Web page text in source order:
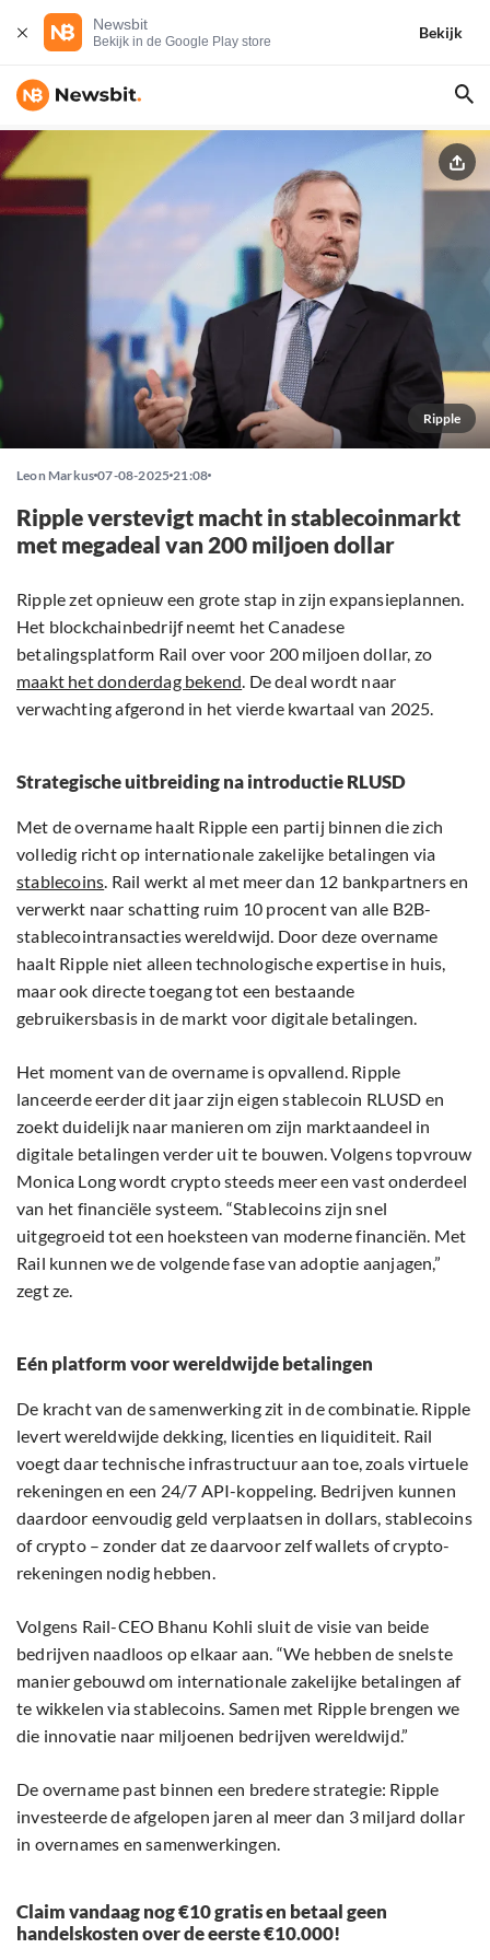
Newsbit
Bekijk in de Google Play store
Bekijk
Ripple
Leon Markus 07-08-2025 21:08
Ripple verstevigt macht in stablecoinmarkt
met megadeal van 200 miljoen dollar
Ripple zet opnieuw een grote stap in zijn expansieplannen.
Het blockchainbedrijf neemt het Canadese
betalingsplatform Rail over voor 200 miljoen dollar, zo
maakt het donderdag bekend. De deal wordt naar
verwachting afgerond in het vierde kwartaal van 2025.
Strategische uitbreiding na introductie RLUSD
Met de overname haalt Ripple een partij binnen die zich
volledig richt op internationale zakelijke betalingen via
stablecoins. Rail werkt al met meer dan 12 bankpartners en
verwerkt naar schatting ruim 10 procent van alle B2B-
stablecointransacties wereldwijd. Door deze overname
haalt Ripple niet alleen technologische expertise in huis,
maar ook directe toegang tot een bestaande
gebruikersbasis in de markt voor digitale betalingen.
Het moment van de overname is opvallend. Ripple
lanceerde eerder dit jaar zijn eigen stablecoin RLUSD en
zoekt duidelijk naar manieren om zijn marktaandeel in
digitale betalingen verder uit te bouwen. Volgens topvrouw
Monica Long wordt crypto steeds meer een vast onderdeel
van het financiële systeem. “Stablecoins zijn snel
uitgegroeid tot een hoeksteen van moderne financiën. Met
Rail kunnen we de volgende fase van adoptie aanjagen,”
zegt ze.
Eén platform voor wereldwijde betalingen
De kracht van de samenwerking zit in de combinatie. Ripple
levert wereldwijde dekking, licenties en liquiditeit. Rail
voegt daar technische infrastructuur aan toe, zoals virtuele
rekeningen en een 24/7 API-koppeling. Bedrijven kunnen
daardoor eenvoudig geld verplaatsen in dollars, stablecoins
of crypto – zonder dat ze daarvoor zelf wallets of crypto-
rekeningen nodig hebben.
Volgens Rail-CEO Bhanu Kohli sluit de visie van beide
bedrijven naadloos op elkaar aan. “We hebben de snelste
manier gebouwd om internationale zakelijke betalingen af
te wikkelen via stablecoins. Samen met Ripple brengen we
die innovatie naar miljoenen bedrijven wereldwijd.”
De overname past binnen een bredere strategie: Ripple
investeerde de afgelopen jaren al meer dan 3 miljard dollar
in overnames en samenwerkingen.
Claim vandaag nog €10 gratis en betaal geen
handelskosten over de eerste €10.000!